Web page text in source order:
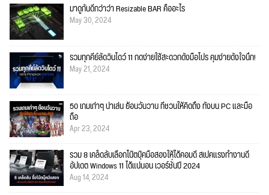
มาดูกันดีกว่าว่า Resizable BAR คืออะไร
May 30, 2024
รวมทุกคีย์ลัดวินโดว์ 11 กดง่ายใช้สะดวกดั่งมือโปร คุมง่ายดั่งใจนึก!
May 21, 2024
50 เกมเก่าๆ น่าเล่น ย้อนวันวาน ที่ชวนให้คิดถึง ทั้งบน PC และมือ
ถือ
Apr 23, 2024
รวม 8 เคล็ดลับเลือกโน๊ตบุ๊คมือสองให้ได้คอมดี สเปคแรงทำงานดี
อัปเดต Windows 11 ได้แน่นอน เวอร์ชั่นปี 2024
Aug 14, 2024